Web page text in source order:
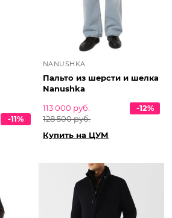
-11%
NANUSHKA
Пальто из шерсти и шелка
Nanushka
113 000 руб.
128 500 руб.
-12%
Купить на ЦУМ